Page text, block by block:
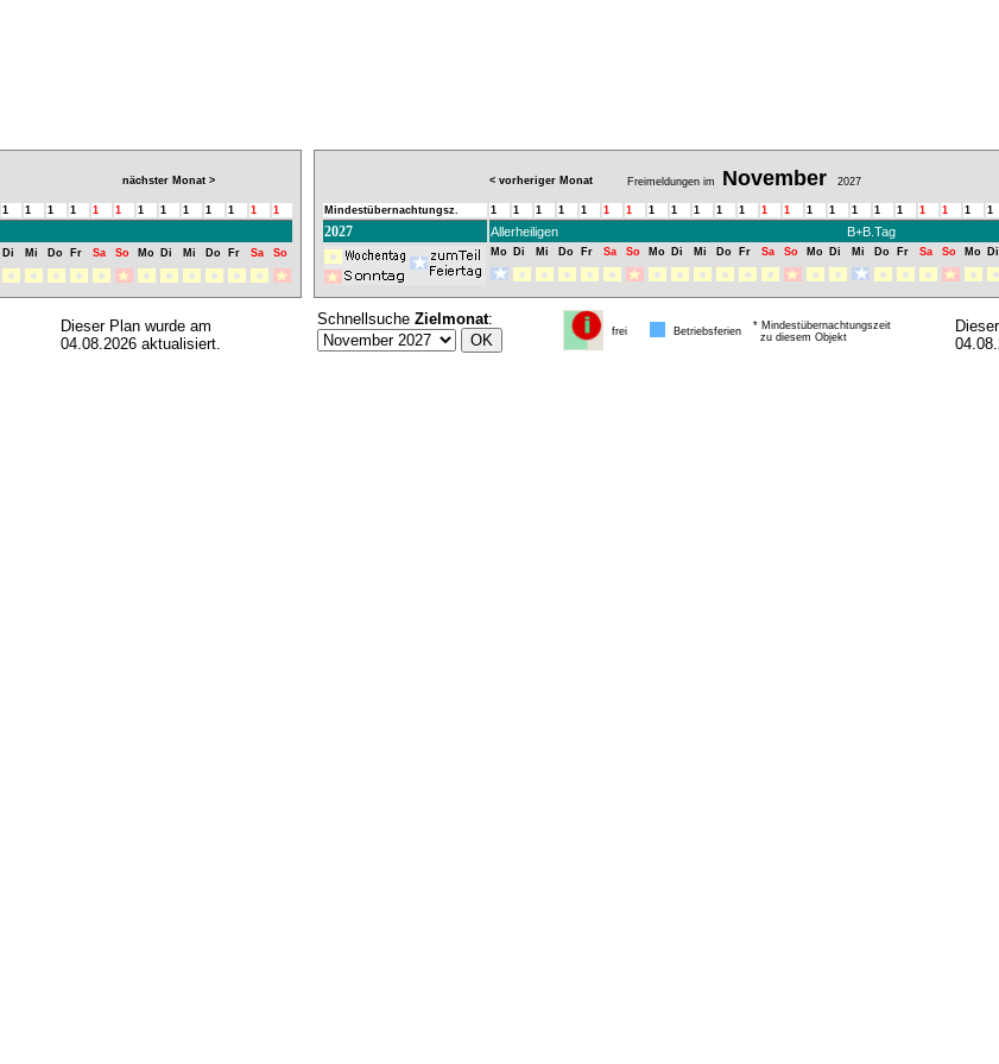
nächster Monat >
1 1 1 1 1 1 1 1 1 1 1 1 1
Di Mi Do Fr Sa So Mo Di Mi Do Fr Sa So
Dieser Plan wurde am
04.08.2026 aktualisiert.
< vorheriger Monat Freimeldungen im November 2027
Mindestübernachtungsz. 1 1 1 1 1 1 1 1 1 1 1 1 1 1 1 1 1 1 1 1 1 1 1
2027 Allerheiligen B+B.Tag
Mo Di Mi Do Fr Sa So Mo Di Mi Do Fr Sa So Mo Di Mi Do Fr Sa So Mo Di
Schnellsuche Zielmonat:
frei Betriebsferien
* Mindestübernachtungszeit
zu diesem Objekt